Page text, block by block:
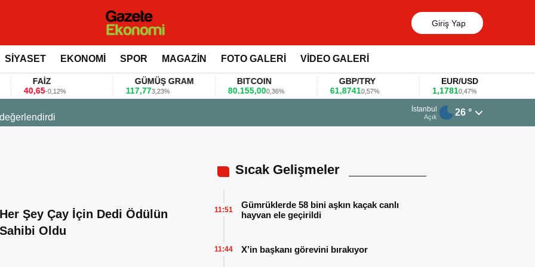
Giriş Yap
SİYASET EKONOMİ SPOR MAGAZİN FOTO GALERİ VİDEO GALERİ
FAİZ
40,65-0,12%
GÜMÜŞ GRAM
117,773,23%
BITCOIN
80.155,000,36%
GBP/TRY
61,87410,57%
EUR/USD
1,17810,47%
13 Mart 2026 - 06:55
Huawei KOBİ’ler için yapay zekâ
İstanbul
Açık 26 °
Her Şey Çay İçin Dedi Ödülün
Sahibi Oldu
Sıcak Gelişmeler
Gümrüklerde 58 bini aşkın kaçak canlı
hayvan ele geçirildi
11:51
X’in başkanı görevini bırakıyor
11:44